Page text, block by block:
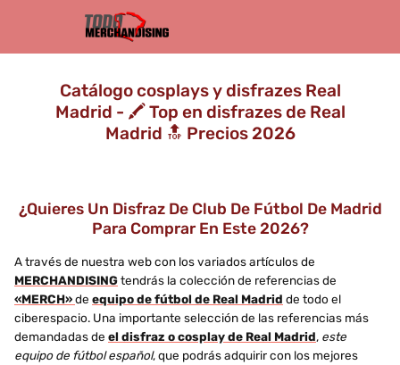
Catálogo cosplays y disfrazes Real
Madrid - 🖍️ Top en disfrazes de Real
Madrid 🔝 Precios 2026
¿Quieres Un Disfraz De Club De Fútbol De Madrid
Para Comprar En Este 2026?
A través de nuestra web con los variados artículos de
MERCHANDISINGtendrás la colección de referencias de
«MERCH»de equipo de fútbol de Real Madrid de todo el
ciberespacio. Una importante selección de las referencias más
demandadas de el disfraz o cosplay de Real Madrid, este
equipo de fútbol español, que podrás adquirir con los mejores